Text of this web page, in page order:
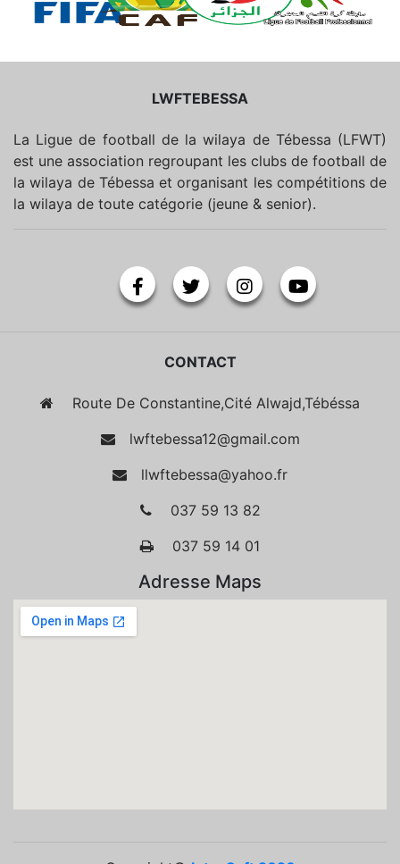
LWFTEBESSA
La Ligue de football de la wilaya de Tébessa (LFWT)
est une association regroupant les clubs de football de
la wilaya de Tébessa et organisant les compétitions de
la wilaya de toute catégorie (jeune & senior).
CONTACT
Route De Constantine,Cité Alwajd,Tébéssa
lwftebessa12@gmail.com
llwftebessa@yahoo.fr
037 59 13 82
037 59 14 01
Adresse Maps